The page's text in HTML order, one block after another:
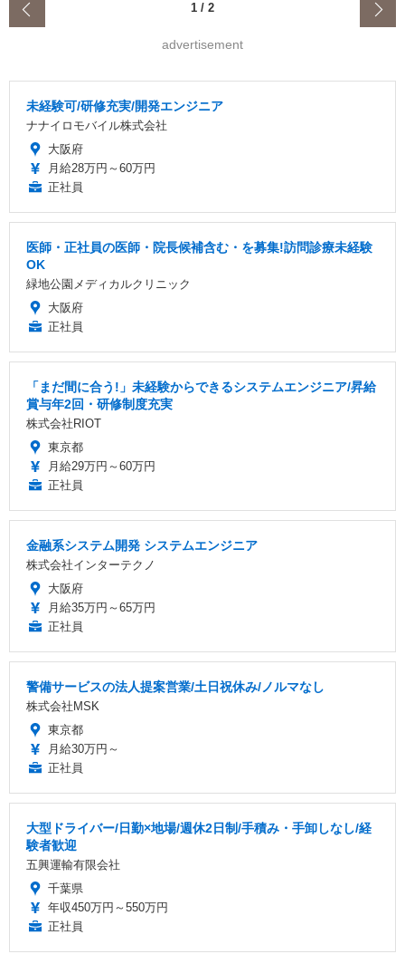
1 / 2
advertisement
未経験可/研修充実/開発エンジニア
ナナイロモバイル株式会社
大阪府
月給28万円～60万円
正社員
医師・正社員の医師・院長候補含む・を募集!訪問診療未経験
OK
緑地公園メディカルクリニック
大阪府
正社員
「まだ間に合う!」未経験からできるシステムエンジニア/昇給
賞与年2回・研修制度充実
株式会社RIOT
東京都
月給29万円～60万円
正社員
金融系システム開発 システムエンジニア
株式会社インターテクノ
大阪府
月給35万円～65万円
正社員
警備サービスの法人提案営業/土日祝休み/ノルマなし
株式会社MSK
東京都
月給30万円～
正社員
大型ドライバー/日勤×地場/週休2日制/手積み・手卸しなし/経
験者歓迎
五興運輸有限会社
千葉県
年収450万円～550万円
正社員